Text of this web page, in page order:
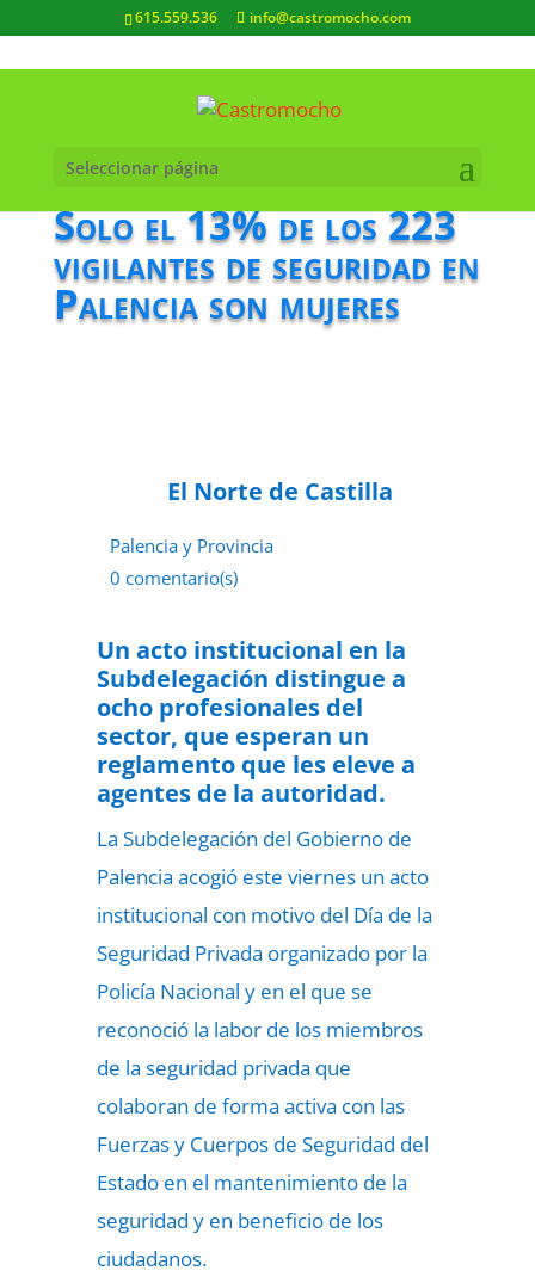
615.559.536 info@castromocho.com
Seleccionar página
Solo el 13% de los 223
vigilantes de seguridad en
Palencia son mujeres
El Norte de Castilla
Palencia y Provincia
0 comentario(s)
Un acto institucional en la
Subdelegación distingue a
ocho profesionales del
sector, que esperan un
reglamento que les eleve a
agentes de la autoridad.
La Subdelegación del Gobierno de
Palencia acogió este viernes un acto
institucional con motivo del Día de la
Seguridad Privada organizado por la
Policía Nacional y en el que se
reconoció la labor de los miembros
de la seguridad privada que
colaboran de forma activa con las
Fuerzas y Cuerpos de Seguridad del
Estado en el mantenimiento de la
seguridad y en beneficio de los
ciudadanos.